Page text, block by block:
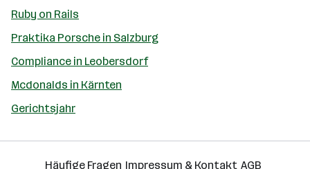
Ruby on Rails
Praktika Porsche in Salzburg
Compliance in Leobersdorf
Mcdonalds in Kärnten
Gerichtsjahr
Häufige Fragen Impressum & Kontakt AGB